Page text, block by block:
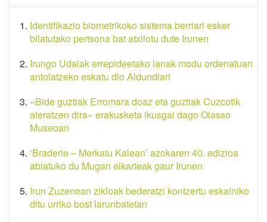
Identifikazio biometrikoko sistema berriari esker
bilatutako pertsona bat atxilotu dute Irunen
Irungo Udalak errepideetako lanak modu ordenatuan
antolatzeko eskatu dio Aldundiari
«Bide guztiak Erromara doaz eta guztiak Cuzcotik
ateratzen dira» erakusketa ikusgai dago Oiasso
Museoan
‘Braderie – Merkatu Kalean’ azokaren 40. edizioa
abiatuko du Mugan elkarteak gaur Irunen
Irun Zuzenean zikloak bederatzi kontzertu eskainiko
ditu urriko bost larunbatetan